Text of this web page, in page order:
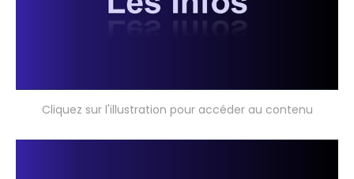
Cliquez sur l'illustration pour accéder au contenu